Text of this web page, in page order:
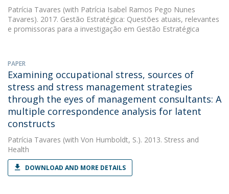
Patrícia Tavares (with Patrícia Isabel Ramos Pego Nunes
Tavares). 2017. Gestão Estratégica: Questões atuais, relevantes
e promissoras para a investigação em Gestão Estratégica
PAPER
Examining occupational stress, sources of
stress and stress management strategies
through the eyes of management consultants: A
multiple correspondence analysis for latent
constructs
Patrícia Tavares (with Von Humboldt, S.). 2013. Stress and
Health
DOWNLOAD AND MORE DETAILS